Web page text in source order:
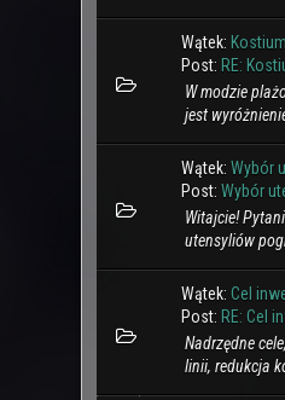
Wątek:
Post: RE:
W modzie
jest
Wątek: Wybór
Post: Wybór
Witajcie!
utensyliów
Wątek: Cel
Post: RE: Cel
Nadrzędne
linii, redukcja